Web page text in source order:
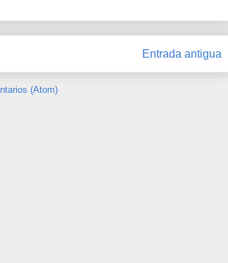
Entrada antigua
(Atom)